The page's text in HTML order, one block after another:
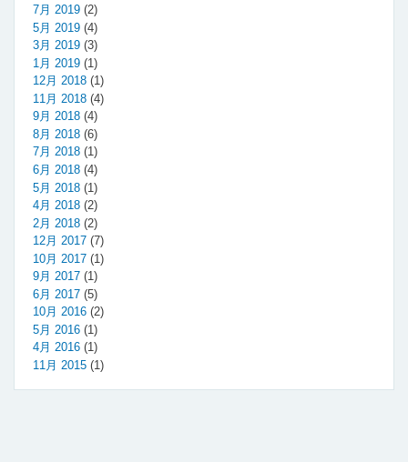
7月 2019 (2)
5月 2019 (4)
3月 2019 (3)
1月 2019 (1)
12月 2018 (1)
11月 2018 (4)
9月 2018 (4)
8月 2018 (6)
7月 2018 (1)
6月 2018 (4)
5月 2018 (1)
4月 2018 (2)
2月 2018 (2)
12月 2017 (7)
10月 2017 (1)
9月 2017 (1)
6月 2017 (5)
10月 2016 (2)
5月 2016 (1)
4月 2016 (1)
11月 2015 (1)